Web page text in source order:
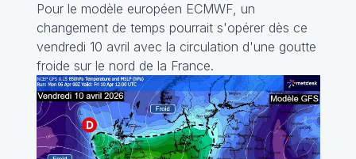
Pour le modèle européen ECMWF, un
changement de temps pourrait s'opérer dès ce
vendredi 10 avril avec la circulation d'une goutte
froide sur le nord de la France.